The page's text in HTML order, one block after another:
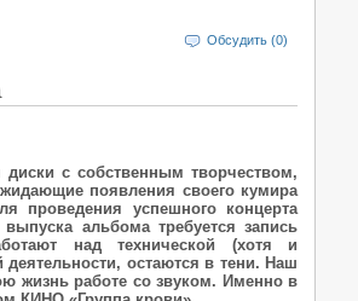
Обсудить (0)
с собственным творчеством,
появления своего кумира
проведения успешного концерта
альбома требуется запись
над технической (хотя и
деятельности, остаются в тени. Наш
жизнь работе со звуком. Именно в